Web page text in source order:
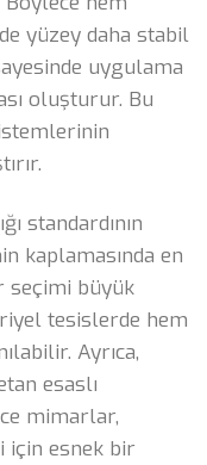
yüzey daha stabil
uygulama
oluşturur. Bu
standardının
kaplamasında en
seçimi büyük
tesislerde hem
Ayrıca,
esaslı
mimarlar,
için esnek bir